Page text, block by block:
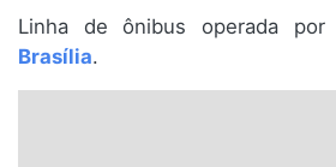
Santa Catarina
Linha de ônibus operada por
Brasília.